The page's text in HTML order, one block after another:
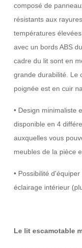
composé de
résistants aux
températures
avec un bords ABS
cadre du lit sont en
grande durabilité. Le
poignée est en cuir
• Design minimaliste
disponible en 4
auxquelles vous
meubles de la pièce
• Possibilité
éclairage intérieur
Le lit escamotable